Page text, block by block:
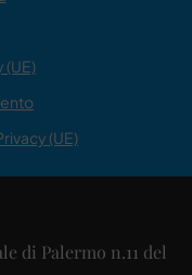
(UE)
(UE)
di Palermo n.11 del